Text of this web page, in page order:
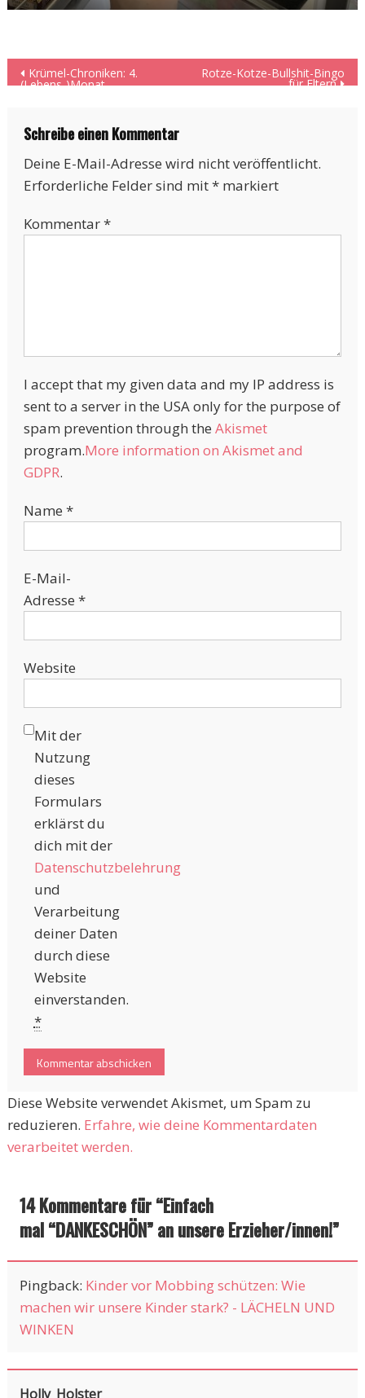
Beitragsnavigation
Krümel-Chroniken: 4.
(Lebens-)Monat
Rotze-Kotze-Bullshit-Bingo
für Eltern
Schreibe einen Kommentar
Deine E-Mail-Adresse wird nicht veröffentlicht.
Erforderliche Felder sind mit*markiert
Kommentar*
I accept that my given data and my IP address is
sent to a server in the USA only for the purpose of
spam prevention through the Akismet
program.More information on Akismet and
GDPR.
Name *
E-Mail-
Adresse *
Website
Mit der
Nutzung
dieses
Formulars
erklärst du
dich mit der
Datenschutzbelehrung
und
Verarbeitung
deiner Daten
durch diese
Website
einverstanden.
*
Diese Website verwendet Akismet, um Spam zu
reduzieren. Erfahre, wie deine Kommentardaten
verarbeitet werden.
14 Kommentare für “Einfach
mal “DANKESCHÖN” an unsere Erzieher/innen!”
Pingback: Kinder vor Mobbing schützen: Wie
machen wir unsere Kinder stark? - LÄCHELN UND
WINKEN
Holly_Holster